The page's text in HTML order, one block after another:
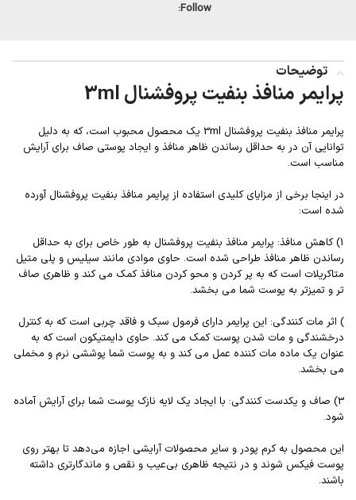
Follow:
توضیحات
پرایمر منافذ بنفیت پروفشنال 3ml
پرایمر منافذ بنفیت پروفشنال 3ml یک محصول محبوب است، که به دلیل
توانایی آن در به حداقل رساندن ظاهر منافذ و ایجاد پوستی صاف برای آرایش
مناسب است.
در اینجا برخی از مزایای کلیدی استفاده از پرایمر منافذ بنفیت پروفشنال آورده
شده است:
1) کاهش منافذ: پرایمر منافذ بنفیت پروفشنال به طور خاص برای به حداقل
رساندن ظاهر منافذ طراحی شده است. حاوی موادی مانند سیلیس و پلی متیل
متاکریلات است که به پر کردن و محو کردن منافذ کمک می کند و ظاهری صاف
تر و تمیزتر به پوست شما می بخشد.
) اثر مات کنندگی: این پرایمر دارای فرمول سبک و فاقد چربی است که به کنترل
درخشندگی و مات شدن پوست کمک می کند. حاوی دایمتیکون است که به
عنوان یک ماده مات کننده عمل می کند و به پوست شما پوششی نرم و مخملی
می بخشد.
3) صاف و یکدست کنندگی: با ایجاد یک لایه نازک پوست شما برای آرایش آماده
شود.
این محصول به کرم پودر و ‌‌سایر محصولات آرایشی اجازه می‌دهد تا بهتر روی
پوست فیکس شوند و در نتیجه ظاهری بی‌عیب‌ و نقص و ماندگارتری داشته
باشند.